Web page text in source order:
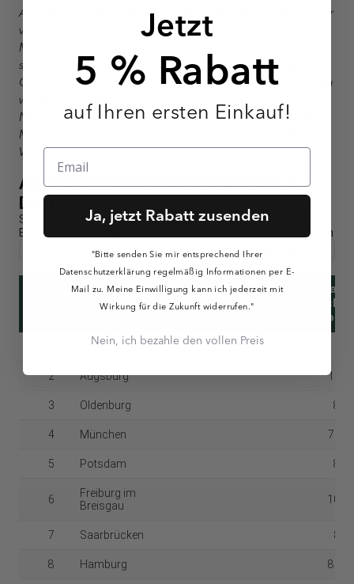
Antriebslosigkeit geholfen haben. Der Heilpraktiker war
von meinem Konzept so überzeugt, dass er die
Mischung selbst ausprobieren und anschließend auch
seinen anderen Patienten anbieten wollte. Das war die
Geburtsstunde von Lebenskraftpur. Bis heute verkaufen
wir ausschließlich natürliche
Nahrungsergänzungsmittel, die unsere mehr als 50
Mitarbeiter am Hauptstandort in Waghäusel in Baden-
Württemberg entwickeln, herstellen und versenden.”
Jetzt
5 % Rabatt
auf Ihren ersten Einkauf!
Ja, jetzt Rabatt zusenden
"Bitte senden Sie mir entsprechend Ihrer
Datenschutzerklärung regelmäßig Informationen per E-
Mail zu. Meine Einwilligung kann ich jederzeit mit
Wirkung für die Zukunft widerrufen."
Nein, ich bezahle den vollen Preis